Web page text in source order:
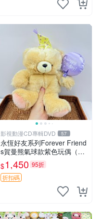
影視動漫CD專輯DVD 57
永恆好友系列Forever Friend
s賀曼熊氣球款紫色玩偶（鼻
子稍有磨損） 中古玩具 氣球
熊 玩偶
$1,450 95折
折扣碼